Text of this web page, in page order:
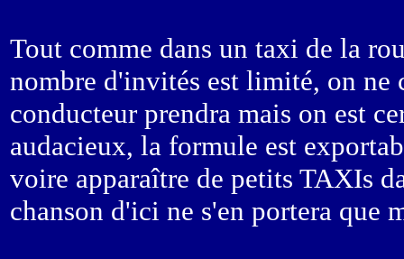
Tout comme dans un taxi de la
nombre d'invités est limité, on ne
conducteur prendra mais on est
audacieux, la formule est
voire apparaître de petits TAXIs
chanson d'ici ne s'en portera que